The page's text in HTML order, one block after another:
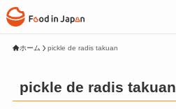
ホーム pickle de radis takuan
pickle de radis takuan